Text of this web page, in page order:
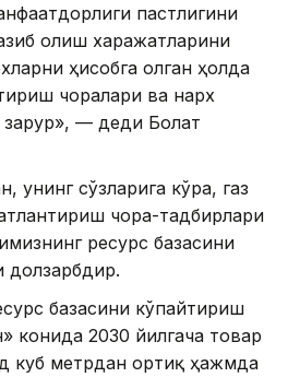
пастлигини
олиш харажатларини
ҳисобга олган ҳолда
чоралари ва нарх
зарур», — деди Болат
унинг сўзларига кўра, газ
чора-тадбирлари
ресурс базасини
долзарбдир.
базасини кўпайтириш
конида 2030 йилгача товар
куб метрдан ортиқ ҳажмда